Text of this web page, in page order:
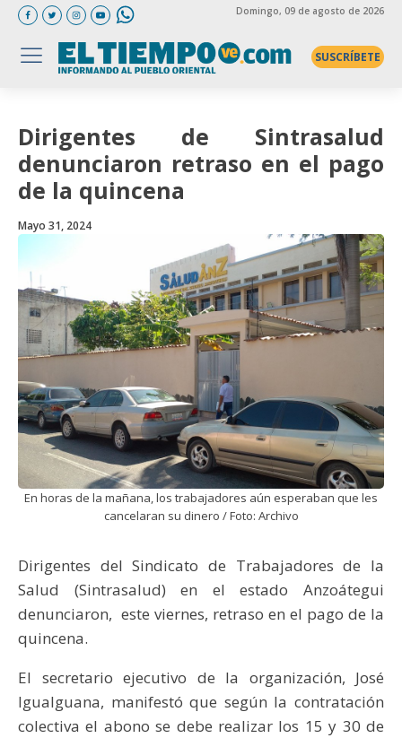
Domingo, 09 de agosto de 2026
SUSCRÍBETE
Dirigentes de Sintrasalud
denunciaron retraso en el pago
de la quincena
Mayo 31, 2024
En horas de la mañana, los trabajadores aún esperaban que les
cancelaran su dinero / Foto: Archivo
Dirigentes del Sindicato de Trabajadores de la
Salud (Sintrasalud) en el estado Anzoátegui
denunciaron, este viernes, retraso en el pago de la
quincena.
El secretario ejecutivo de la organización, José
Igualguana, manifestó que según la contratación
colectiva el abono se debe realizar los 15 y 30 de